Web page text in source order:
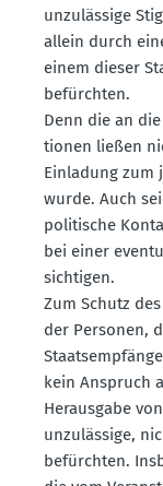
unzulässige
allein durch
einem dieser
befürchten.
Denn die an
tionen ließen
Einladung zum
wurde. Auch
politische
bei einer
sich­tigen.
Zum Schutz
der Personen,
kein Anspruch
Herausgabe
unzulässige,
befürchten.